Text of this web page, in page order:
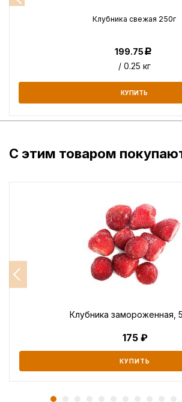
Клубника свежая 250г
199.75Р
/ 0.25 кг
КУПИТЬ
С этим товаром
Клубника замороженная,
175
КУПИТЬ